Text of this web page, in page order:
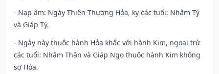
- Nạp âm: Ngày Thiên Thượng Hỏa, kỵ các tuổi: Nhâm Tý
và Giáp Tý.
- Ngày này thuộc hành Hỏa khắc với hành Kim, ngoại trừ
các tuổi: Nhâm Thân và Giáp Ngọ thuộc hành Kim không
sợ Hỏa.